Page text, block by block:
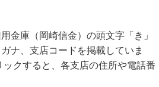
金庫（岡崎信金）の頭文字「き」
ナ、支店コードを掲載していま
クすると、各支店の住所や電話番